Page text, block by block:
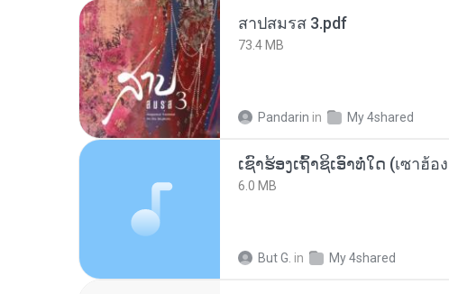
สาปสมรส 3.pdf
73.4 MB
Pandarin in My 4shared
6.0 MB
But G. in My 4shared